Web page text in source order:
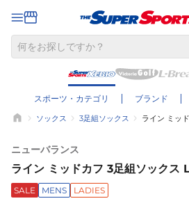
スポーツ・カテゴリ ブランド
ソックス 3足組ソックス ライン ミッ
ニューバランス
ライン ミッドカフ 3足組ソックス
SALE MENS LADIES